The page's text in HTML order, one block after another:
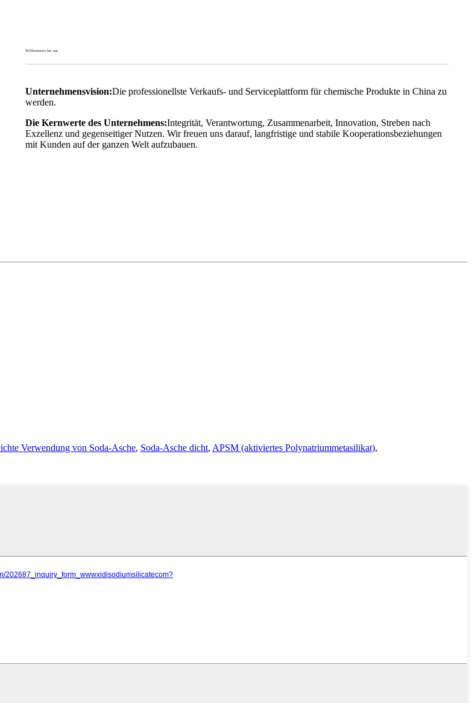
Willkommen bei uns
Unternehmensvision:Die professionellste Verkaufs- und Serviceplattform für chemische Produkte in China zu
werden.
Die Kernwerte des Unternehmens:Integrität, Verantwortung, Zusammenarbeit, Innovation, Streben nach
Exzellenz und gegenseitiger Nutzen. Wir freuen uns darauf, langfristige und stabile Kooperationsbeziehungen
mit Kunden auf der ganzen Welt aufzubauen.
Verwendung von Soda-Asche, Soda-Asche dicht, APSM (aktiviertes Polynatriummetasilikat),